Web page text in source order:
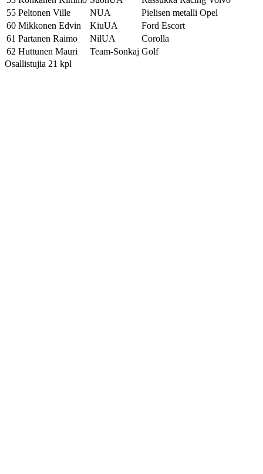
55 Peltonen Ville NUA
Pielisen metalli Opel
60 Mikkonen Edvin KiuUA
Ford Escort
61 Partanen Raimo NilUA
Corolla
62 Huttunen Mauri Team-Sonkaj Golf
Osallistujia 21 kpl